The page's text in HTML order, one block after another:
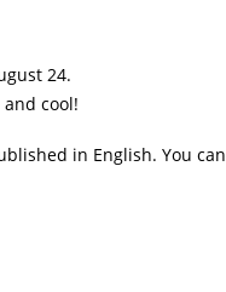
24.
cool!
in English. You can